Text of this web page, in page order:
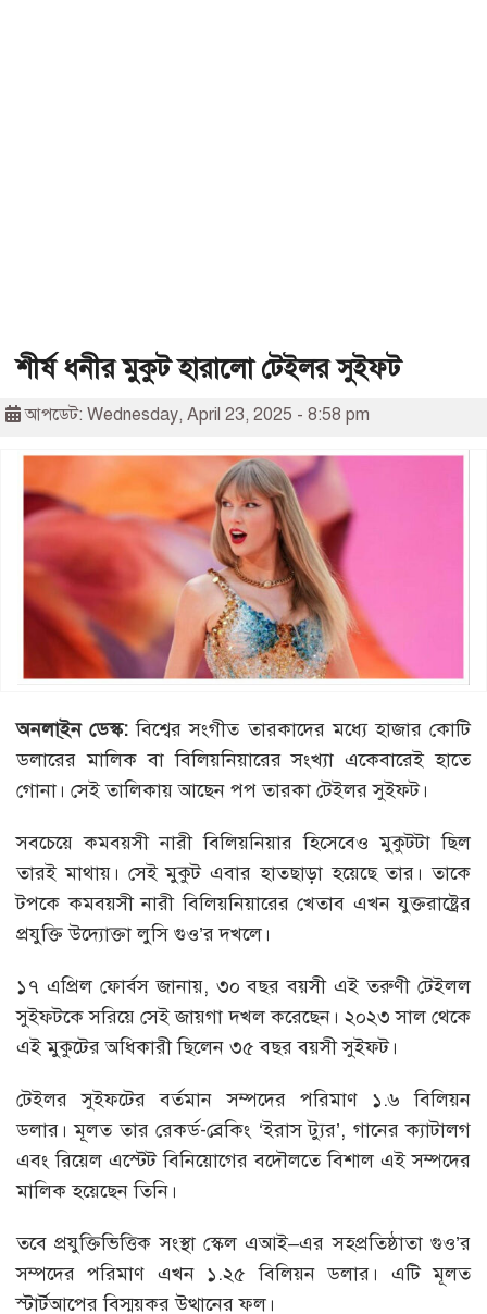
শীর্ষ ধনীর মুকুট হারালো টেইলর সুইফট
আপডেট: Wednesday, April 23, 2025 - 8:58 pm
অনলা্ইন ডেস্ক:বিশ্বের সংগীত তারকাদের মধ্যে হাজার কোটি
ডলারের মালিক বা বিলিয়নিয়ারের সংখ্যা একেবারেই হাতে
গোনা। সেই তালিকায় আছেন পপ তারকা টেইলর সুইফট।
সবচেয়ে কমবয়সী নারী বিলিয়নিয়ার হিসেবেও মুকুটটা ছিল
তারই মাথায়। সেই মুকুট এবার হাতছাড়া হয়েছে তার। তাকে
টপকে কমবয়সী নারী বিলিয়নিয়ারের খেতাব এখন যুক্তরাষ্ট্রের
প্রযুক্তি উদ্যোক্তা লুসি গুও’র দখলে।
১৭ এপ্রিল ফোর্বস জানায়, ৩০ বছর বয়সী এই তরুণী টেইলল
সুইফটকে সরিয়ে সেই জায়গা দখল করেছেন। ২০২৩ সাল থেকে
এই মুকুটের অধিকারী ছিলেন ৩৫ বছর বয়সী সুইফট।
টেইলর সুইফটের বর্তমান সম্পদের পরিমাণ ১.৬ বিলিয়ন
ডলার। মূলত তার রেকর্ড-ব্রেকিং ‘ইরাস ট্যুর’, গানের ক্যাটালগ
এবং রিয়েল এস্টেট বিনিয়োগের বদৌলতে বিশাল এই সম্পদের
মালিক হয়েছেন তিনি।
তবে প্রযুক্তিভিত্তিক সংস্থা স্কেল এআই–এর সহপ্রতিষ্ঠাতা গুও’র
সম্পদের পরিমাণ এখন ১.২৫ বিলিয়ন ডলার। এটি মূলত
স্টার্টআপের বিস্ময়কর উত্থানের ফল।